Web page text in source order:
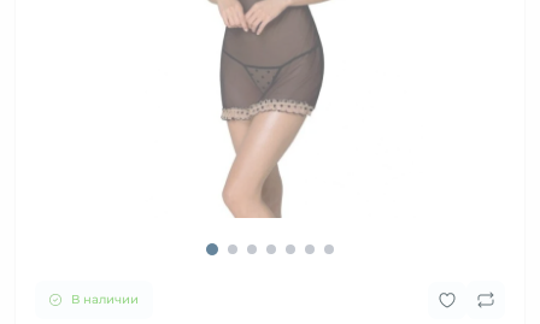
В наличии